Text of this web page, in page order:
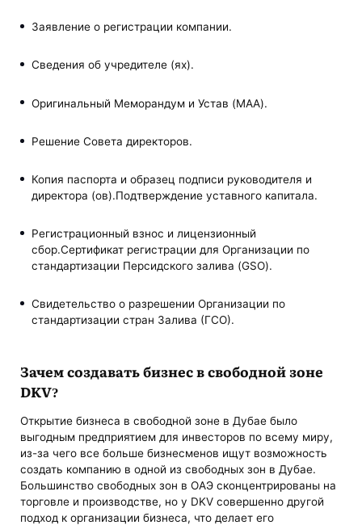
Заявление о регистрации компании.
Сведения об учредителе (ях).
Оригинальный Меморандум и Устав (MAA).
Решение Совета директоров.
Копия паспорта и образец подписи руководителя и
директора (ов).Подтверждение уставного капитала.
Регистрационный взнос и лицензионный
сбор.Сертификат регистрации для Организации по
стандартизации Персидского залива (GSO).
Свидетельство о разрешении Организации по
стандартизации стран Залива (ГСО).
Зачем создавать бизнес в свободной зоне
DKV?
Открытие бизнеса в свободной зоне в Дубае было
выгодным предприятием для инвесторов по всему миру,
из-за чего все больше бизнесменов ищут возможность
создать компанию в одной из свободных зон в Дубае.
Большинство свободных зон в ОАЭ сконцентрированы на
торговле и производстве, но у DKV совершенно другой
подход к организации бизнеса, что делает его